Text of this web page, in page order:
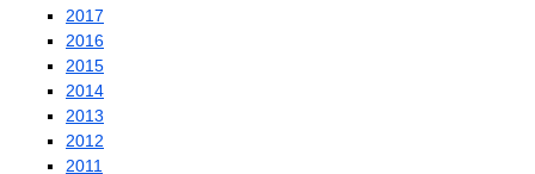
2017
2016
2015
2014
2013
2012
2011